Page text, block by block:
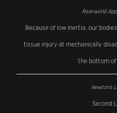
Because of low inertia, our
tissue injury at mechanically
the bottom of
Second